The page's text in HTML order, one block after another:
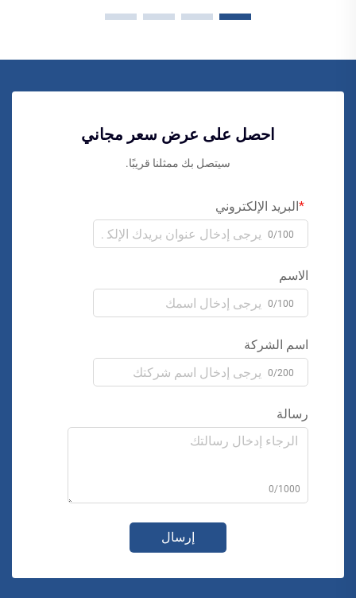
احصل على عرض سعر مجاني
سيتصل بك ممثلنا قريبًا.
البريد الإلكتروني
0/100
الاسم
0/100
اسم الشركة
0/200
رسالة
0/1000
إرسال